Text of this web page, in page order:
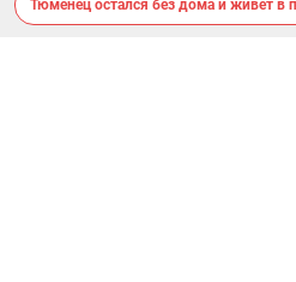
Тюменец остался без дома и живет в